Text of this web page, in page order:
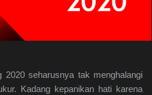
2020 seharusnya tak menghalangi
Kadang kepanikan hati karena